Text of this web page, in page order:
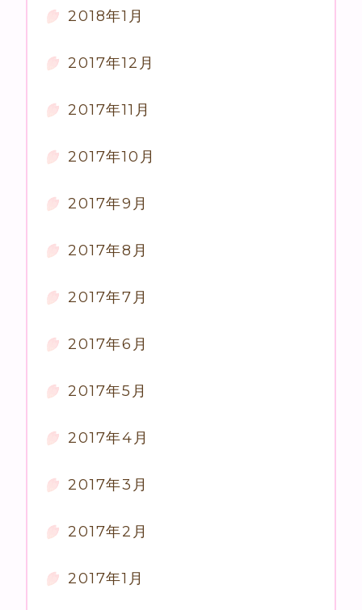
2018年1月
2017年12月
2017年11月
2017年10月
2017年9月
2017年8月
2017年7月
2017年6月
2017年5月
2017年4月
2017年3月
2017年2月
2017年1月